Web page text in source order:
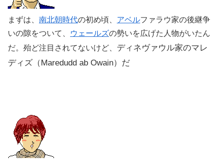
まずは、 南北朝時代の初め頃、 アベルファラウ家の後継争
いの隙をついて、
ウェールズの勢いを広げた人物がいたん
だ。殆ど注目されてないけど、 ディネヴァウル家のマレ
ディズ（Maredudd ab Owain）だ